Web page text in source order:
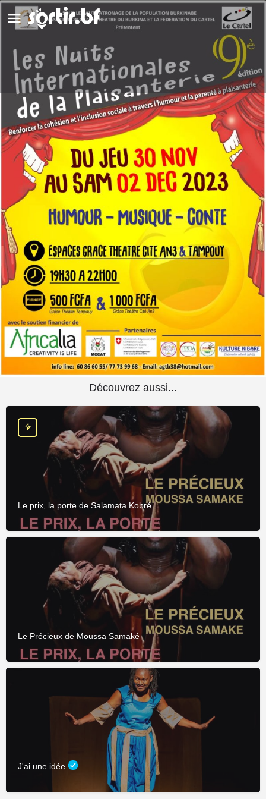
Les Nuits Internationales de la
Plaisanterie
Détails Avis 0
Spectacle d'humour
Où ?
Grâce Théâtre Tampouy
Découvrez aussi...
Le prix, la porte de Salamata Kobré
Le Précieux de Moussa Samaké
J'ai une idée